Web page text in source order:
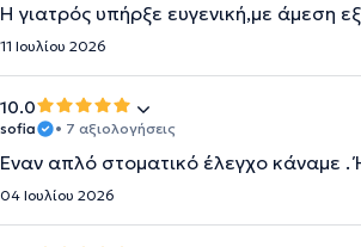
Η γιατρός υπήρξε ευγενική,με άμεση
11 Ιουλίου 2026
10.0
sofia • 7 αξιολογήσεις
Έναν απλό στοματικό έλεγχο κάναμε
04 Ιουλίου 2026